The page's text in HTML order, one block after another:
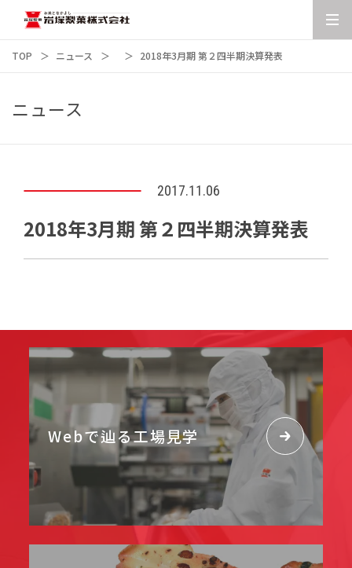
TOP ニュース 2018年3月期 第２四半期決算発表
ニュース
2017.11.06
2018年3月期 第２四半期決算発表
Webで辿る工場見学